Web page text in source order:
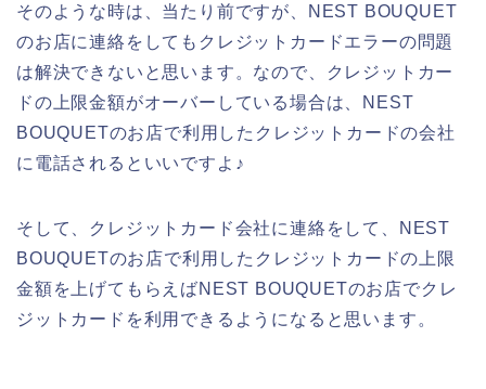
そのような時は、当たり前ですが、NEST BOUQUET
のお店に連絡をしてもクレジットカードエラーの問題
は解決できないと思います。なので、クレジットカー
ドの上限金額がオーバーしている場合は、NEST
BOUQUETのお店で利用したクレジットカードの会社
に電話されるといいですよ♪
そして、クレジットカード会社に連絡をして、NEST
BOUQUETのお店で利用したクレジットカードの上限
金額を上げてもらえばNEST BOUQUETのお店でクレ
ジットカードを利用できるようになると思います。